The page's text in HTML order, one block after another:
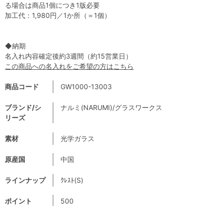
商品コード GW1000-13003
ブランド/シ
リーズ
ナルミ(NARUMI)/グラスワークス
素材 光学ガラス
原産国 中国
ラインナップ ｸﾚｽﾄ(S)
ポイント 500
る場合は商品1個につき1版必要
加工代：1,980円／1か所（＝1個）
◆納期
名入れ内容確定後約3週間（約15営業日）
この商品への名入れをご希望の方はこちら